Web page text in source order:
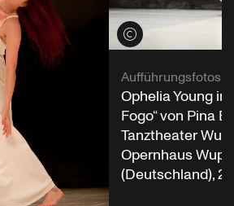
Credits öffnen
Aufführungsfotos
Ophelia Young in
Fogo“ von Pina
Tanztheater
Opernhaus
(Deutschland),